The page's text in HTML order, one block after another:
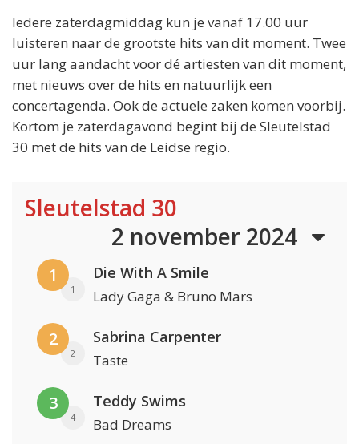
Iedere zaterdagmiddag kun je vanaf 17.00 uur
luisteren naar de grootste hits van dit moment. Twee
uur lang aandacht voor dé artiesten van dit moment,
met nieuws over de hits en natuurlijk een
concertagenda. Ook de actuele zaken komen voorbij.
Kortom je zaterdagavond begint bij de Sleutelstad
30 met de hits van de Leidse regio.
Sleutelstad 30
2 november 2024
1
1
Die With A Smile
Lady Gaga & Bruno Mars
2
2
Sabrina Carpenter
Taste
3
4
Teddy Swims
Bad Dreams